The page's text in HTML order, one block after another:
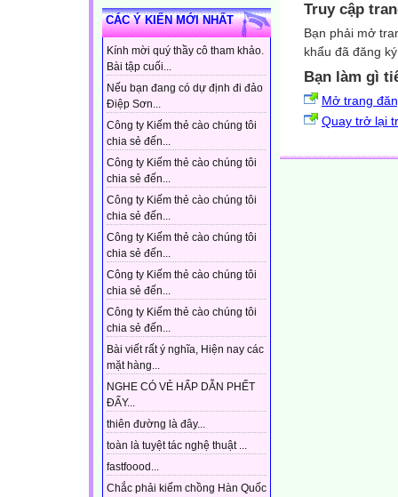
CÁC Ý KIẾN MỚI NHẤT
Kính mời quý thầy cô tham khảo.
Bài tập cuối...
Nếu bạn đang có dự định đi đảo
Điệp Sơn...
Công ty Kiếm thẻ cào chúng tôi
chia sẻ đến...
Công ty Kiếm thẻ cào chúng tôi
chia sẻ đến...
Công ty Kiếm thẻ cào chúng tôi
chia sẻ đến...
Công ty Kiếm thẻ cào chúng tôi
chia sẻ đến...
Công ty Kiếm thẻ cào chúng tôi
chia sẻ đến...
Công ty Kiếm thẻ cào chúng tôi
chia sẻ đến...
Bài viết rất ý nghĩa, Hiện nay các
mặt hàng...
NGHE CÓ VẺ HẤP DẪN PHẾT
ĐẤY...
thiên đường là đây...
toàn là tuyệt tác nghệ thuật ...
fastfoood...
Chắc phải kiếm chồng Hàn Quốc
Truy cập
Bạn phải mở
khẩu đã đăng
Bạn làm gì
Mở trang
Quay trở lại